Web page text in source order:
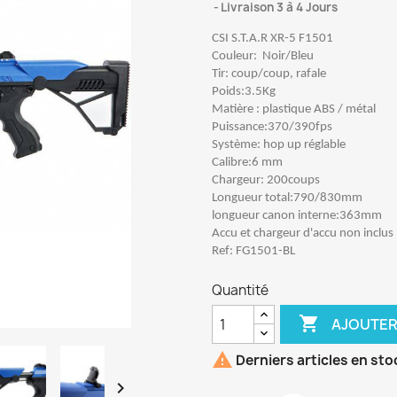

Livraison 3 à 4 Jours
CSI S.T.A.R XR-5 F1501
Couleur: Noir/Bleu
Tir: coup/coup, rafale
Poids:3.5Kg
Matière : plastique ABS / métal
Puissance:370/390fps
Système: hop up réglable
Calibre:6 mm
Chargeur: 200coups
Longueur total:790/830mm
longueur canon interne:363mm
Accu et chargeur d'accu non inclus
Ref: FG1501-BL
Quantité

 Derniers articles en